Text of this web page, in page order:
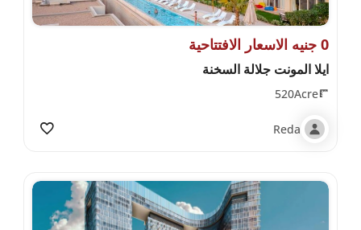
0 جنيه الاسعار الافتتاحية
ايلا المونت جلالة السخنة
520Acre
Reda